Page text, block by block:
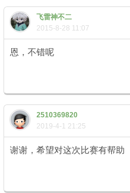
飞雷神不二
2015-8-28 11:07
恩，不错呢
2510369820
2019-4-1 21:25
谢谢，希望对这次比赛有帮助